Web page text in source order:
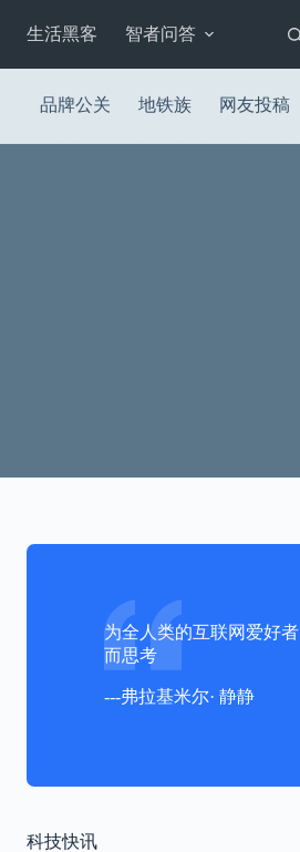
生活黑客 智者问答
品牌公关 地铁族 网友投稿
为全人类的互联网爱好者
而思考
---弗拉基米尔· 静静
科技快讯